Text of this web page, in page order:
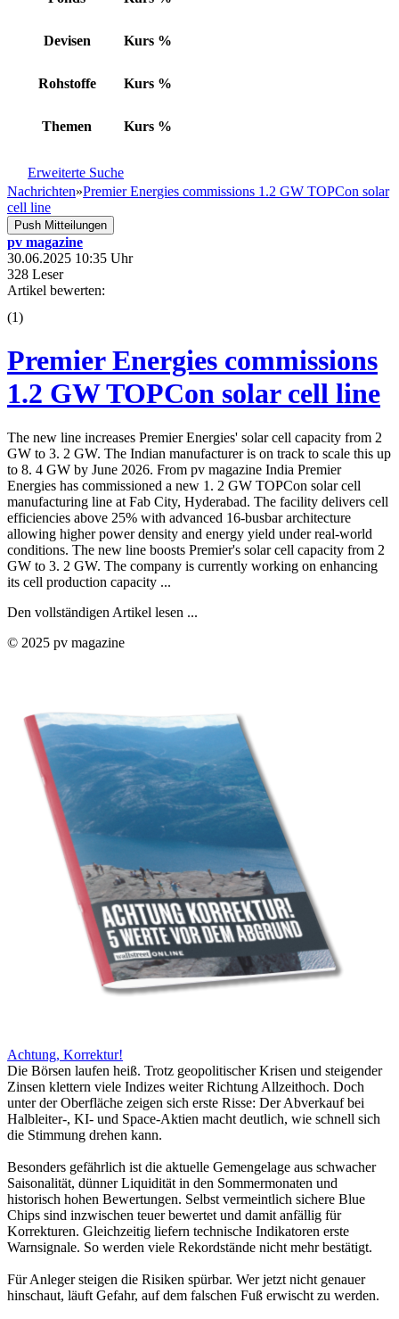
Devisen Kurs %
Rohstoffe Kurs %
Themen Kurs %
Erweiterte Suche
Nachrichten»Premier Energies commissions 1.2 GW TOPCon solar
cell line
Push Mitteilungen
pv magazine
30.06.2025 10:35 Uhr
328 Leser
Artikel bewerten:
(1)
Premier Energies commissions
1.2 GW TOPCon solar cell line
The new line increases Premier Energies' solar cell capacity from 2
GW to 3. 2 GW. The Indian manufacturer is on track to scale this up
to 8. 4 GW by June 2026. From pv magazine India Premier
Energies has commissioned a new 1. 2 GW TOPCon solar cell
manufacturing line at Fab City, Hyderabad. The facility delivers cell
efficiencies above 25% with advanced 16-busbar architecture
allowing higher power density and energy yield under real-world
conditions. The new line boosts Premier's solar cell capacity from 2
GW to 3. 2 GW. The company is currently working on enhancing
its cell production capacity ...
Den vollständigen Artikel lesen ...
© 2025 pv magazine
Achtung, Korrektur!
Die Börsen laufen heiß. Trotz geopolitischer Krisen und steigender
Zinsen klettern viele Indizes weiter Richtung Allzeithoch. Doch
unter der Oberfläche zeigen sich erste Risse: Der Abverkauf bei
Halbleiter-, KI- und Space-Aktien macht deutlich, wie schnell sich
die Stimmung drehen kann.
Besonders gefährlich ist die aktuelle Gemengelage aus schwacher
Saisonalität, dünner Liquidität in den Sommermonaten und
historisch hohen Bewertungen. Selbst vermeintlich sichere Blue
Chips sind inzwischen teuer bewertet und damit anfällig für
Korrekturen. Gleichzeitig liefern technische Indikatoren erste
Warnsignale. So werden viele Rekordstände nicht mehr bestätigt.
Für Anleger steigen die Risiken spürbar. Wer jetzt nicht genauer
hinschaut, läuft Gefahr, auf dem falschen Fuß erwischt zu werden.